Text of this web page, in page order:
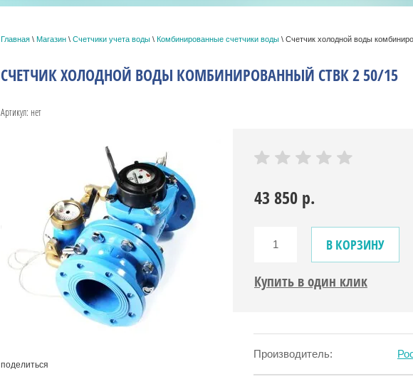
Главная \ Магазин \ Счетчики учета воды \ Комбинированные счетчики воды \ Счетчик холодной воды
СЧЕТЧИК ХОЛОДНОЙ ВОДЫ КОМБИНИРОВАННЫЙ СТВК 2 50/15
Артикул: нет
поделиться
43 850 р.
В КОРЗИНУ
Купить в один клик
Производитель: